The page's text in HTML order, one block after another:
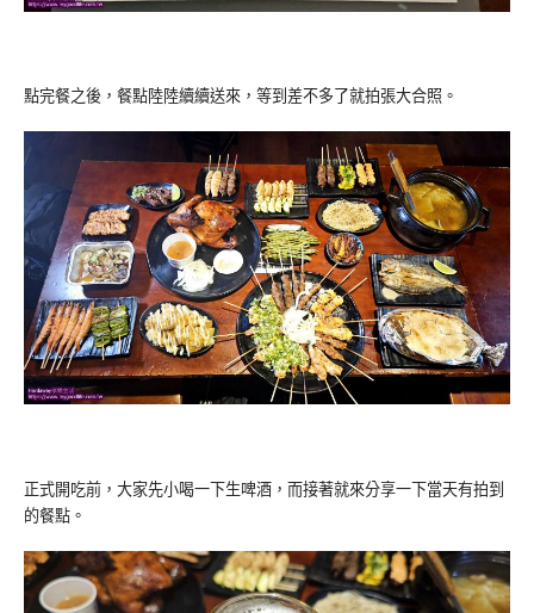
點完餐之後，餐點陸陸續續送來，等到差不多了就拍張大合照。
正式開吃前，大家先小喝一下生啤酒，而接著就來分享一下當天有拍到
的餐點。